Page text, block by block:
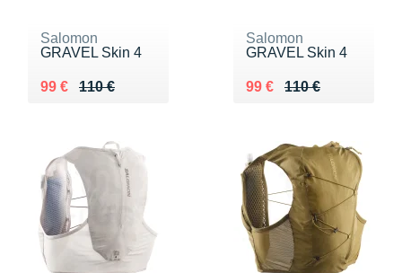
Salomon
GRAVEL Skin 4
110 €
Au lieu de 110 €
99 €
Vendu 99 €
Salomon
GRAVEL Skin 4
110 €
Au lieu de 110 €
99 €
Vendu 99 €